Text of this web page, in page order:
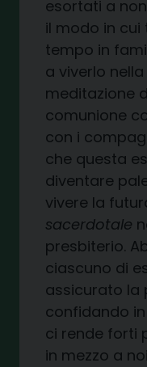
esortati a
il modo in
tempo in
a viverlo
meditazione
comunione
con i
che questa
diventare
vivere la
sacerdotale
presbiterio.
ciascuno di
assicurato la
confidando
ci rende forti
in mezzo a